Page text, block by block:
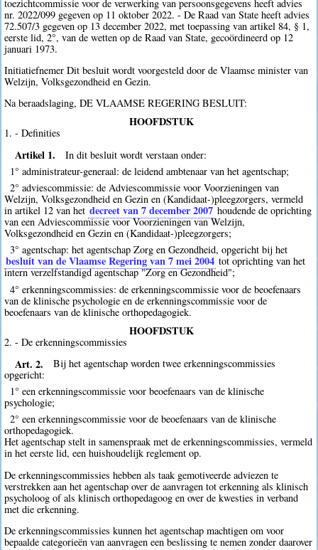
toezichtcommissie voor de verwerking van persoonsgegevens heeft advies
nr. 2022/099 gegeven op 11 oktober 2022. - De Raad van State heeft advies
72.507/3 gegeven op 13 december 2022, met toepassing van artikel 84, § 1,
eerste lid, 2°, van de wetten op de Raad van State, gecoördineerd op 12
januari 1973.
Initiatiefnemer Dit besluit wordt voorgesteld door de Vlaamse minister van
Welzijn, Volksgezondheid en Gezin.
Na beraadslaging, DE VLAAMSE REGERING BESLUIT:
HOOFDSTUK
1. - Definities
Artikel 1.
In dit besluit wordt verstaan onder:
1° administrateur-generaal: de leidend ambtenaar van het agentschap;
2° adviescommissie: de Adviescommissie voor Voorzieningen van
Welzijn, Volksgezondheid en Gezin en (Kandidaat-)pleegzorgers, vermeld
in artikel 12 van het decreet van 7 december 2007 houdende de oprichting
van een Adviescommissie voor Voorzieningen van Welzijn,
Volksgezondheid en Gezin en (Kandidaat-)pleegzorgers;
3° agentschap: het agentschap Zorg en Gezondheid, opgericht bij het
besluit van de Vlaamse Regering van 7 mei 2004 tot oprichting van het
intern verzelfstandigd agentschap "Zorg en Gezondheid";
4° erkenningscommissies: de erkenningscommissie voor de beoefenaars
van de klinische psychologie en de erkenningscommissie voor de
beoefenaars van de klinische orthopedagogiek.
HOOFDSTUK
2. - De erkenningscommissies
Art. 2.
Bij het agentschap worden twee erkenningscommissies
opgericht:
1° een erkenningscommissie voor beoefenaars van de klinische
psychologie;
2° een erkenningscommissie voor de beoefenaars van de klinische
orthopedagogiek.
Het agentschap stelt in samenspraak met de erkenningscommissies, vermeld
in het eerste lid, een huishoudelijk reglement op.
De erkenningscommissies hebben als taak gemotiveerde adviezen te
verstrekken aan het agentschap over de aanvragen tot erkenning als klinisch
psycholoog of als klinisch orthopedagoog en over de kwesties in verband
met die erkenning.
De erkenningscommissies kunnen het agentschap machtigen om voor
bepaalde categorieën van aanvragen een beslissing te nemen zonder daarover